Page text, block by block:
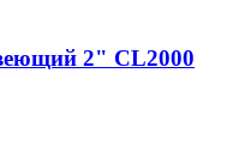
2" CL2000